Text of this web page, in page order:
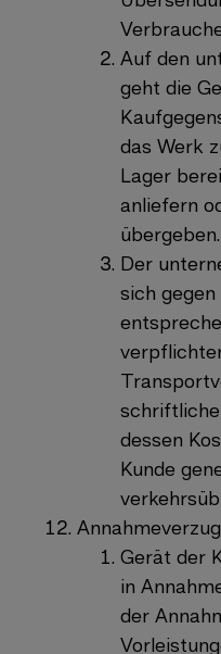
Auf den
geht die
das Werk
Lager
anliefern
übergeben.
Der
sich gegen
dessen
Kunde
Annahmeverzug
Gerät der
in
der